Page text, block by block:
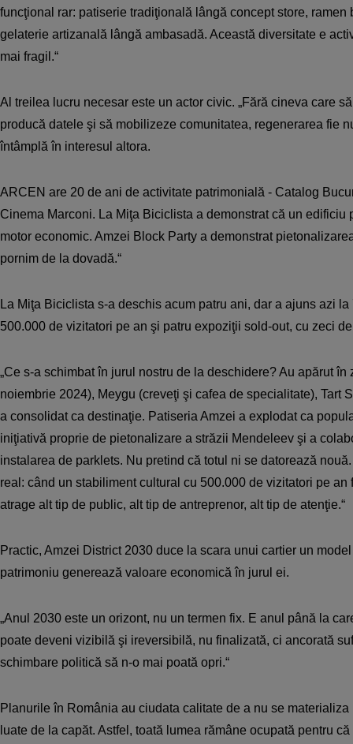
funcţional rar: patiserie tradiţională lângă concept store, ramen
gelaterie artizanală lângă ambasadă. Această diversitate e
mai fragil.“
Al treilea lucru necesar este un actor civic. „Fără cineva care
producă datele şi să mobilizeze comunitatea, regenerarea fie
întâmplă în interesul altora.
ARCEN are 20 de ani de activitate patrimonială - Catalog
Cinema Marconi. La Miţa Biciclista a demonstrat că un edificiu
motor economic. Amzei Block Party a demonstrat
pornim de la dovadă.“
La Miţa Biciclista s-a deschis acum patru ani, dar a ajuns azi
500.000 de vizitatori pe an şi patru expoziţii sold-out, cu zeci
„Ce s-a schimbat în jurul nostru de la deschidere? Au apărut în
noiembrie 2024), Meygu (creveţi şi cafea de specialitate), Tart
a consolidat ca destinaţie. Patiseria Amzei a explodat ca
iniţiativă proprie de pietonalizare a străzii Mendeleev şi a
instalarea de parklets. Nu pretind că totul ni se datorează
real: când un stabiliment cultural cu 500.000 de vizitatori pe an
atrage alt tip de public, alt tip de antreprenor, alt tip de atenţie.“
Practic, Amzei District 2030 duce la scara unui cartier un
patrimoniu generează valoare economică în jurul ei.
„Anul 2030 este un orizont, nu un termen fix. E anul până la
poate deveni vizibilă şi ireversibilă, nu finalizată, ci ancorată
schimbare politică să n-o mai poată opri.“
Planurile în România au ciudata calitate de a nu se
luate de la capăt. Astfel, toată lumea rămâne ocupată pentru